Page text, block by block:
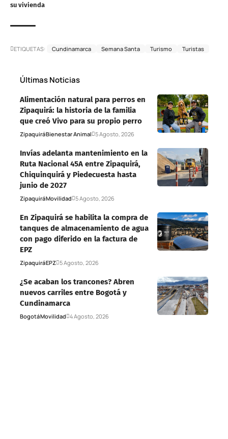
su vivienda
ETIQUETAS: Cundinamarca Semana Santa Turismo Turistas
Últimas Noticias
Alimentación natural para perros en
Zipaquirá: la historia de la familia
que creó Vivo para su propio perro
ZipaquiráBienestar Animal 5 Agosto, 2026
Invías adelanta mantenimiento en la
Ruta Nacional 45A entre Zipaquirá,
Chiquinquirá y Piedecuesta hasta
junio de 2027
ZipaquiráMovilidad 5 Agosto, 2026
En Zipaquirá se habilita la compra de
tanques de almacenamiento de agua
con pago diferido en la factura de
EPZ
ZipaquiráEPZ 5 Agosto, 2026
¿Se acaban los trancones? Abren
nuevos carriles entre Bogotá y
Cundinamarca
BogotáMovilidad 4 Agosto, 2026